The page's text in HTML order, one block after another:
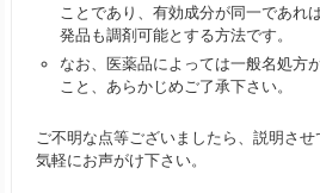
ことであり、有効成分が同一であれ
発品も調剤可能とする方法です。
なお、医薬品によっては一般名処方
こと、あらかじめご了承下さい。
ご不明な点等ございましたら、説明さ
気軽にお声がけ下さい。